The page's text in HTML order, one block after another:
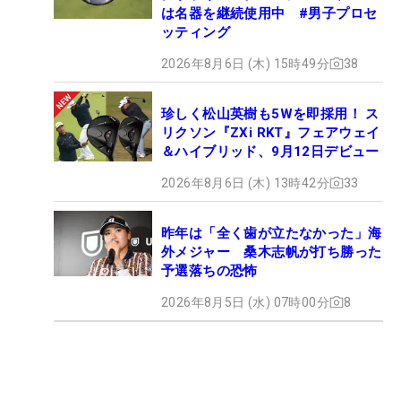
は名器を継続使用中 #男子プロセ
ッティング
2026年8月6日 (木) 15時49分 38
珍しく松山英樹も5Wを即採用！ ス
リクソン『ZXi RKT』フェアウェイ
＆ハイブリッド、9月12日デビュー
2026年8月6日 (木) 13時42分 33
昨年は「全く歯が立たなかった」海
外メジャー 桑木志帆が打ち勝った
予選落ちの恐怖
2026年8月5日 (水) 07時00分 8